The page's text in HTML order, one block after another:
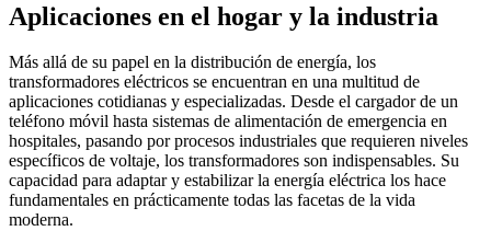
Aplicaciones en el hogar y la industria
Más allá de su papel en la distribución de energía, los
transformadores eléctricos se encuentran en una multitud de
aplicaciones cotidianas y especializadas. Desde el cargador de un
teléfono móvil hasta sistemas de alimentación de emergencia en
hospitales, pasando por procesos industriales que requieren niveles
específicos de voltaje, los transformadores son indispensables. Su
capacidad para adaptar y estabilizar la energía eléctrica los hace
fundamentales en prácticamente todas las facetas de la vida
moderna.